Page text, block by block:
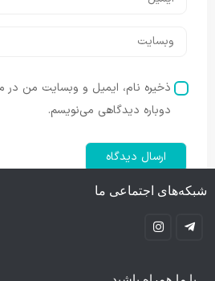
ذخیره نام، ایمیل و وبسایت من در
دوباره دیدگاهی می‌نویسم.
شبکه‌های اجتماعی ما